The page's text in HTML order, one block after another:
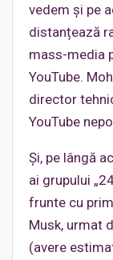
vedem și pe
distanțează
mass-media
YouTube.
director
YouTube
Și, pe lângă
ai grupului
frunte cu
Musk, urmat
(avere